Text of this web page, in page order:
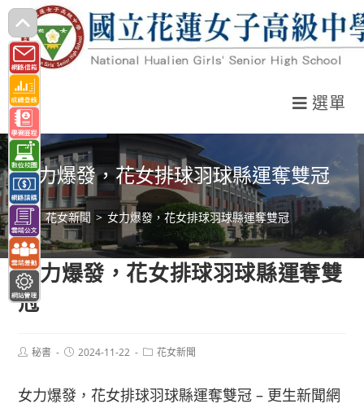
跳
轉
至
主
要
內
容
選單
女力爆發，花女排球羽球縣運奪雙冠
> 花女新聞 > 女力爆發，花女排球羽球縣運奪雙冠
女力爆發，花女排球羽球縣運奪雙
冠
Post秘書
Post2024-11-22
Post花女新聞
女力爆發，花女排球羽球縣運奪雙冠 – 更生新聞網